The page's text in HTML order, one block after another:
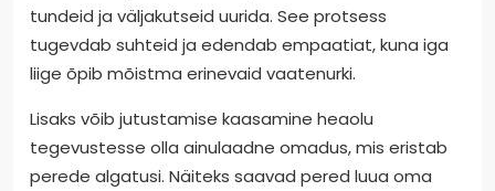
tundeid ja väljakutseid uurida. See protsess
tugevdab suhteid ja edendab empaatiat, kuna iga
liige õpib mõistma erinevaid vaatenurki.
Lisaks võib jutustamise kaasamine heaolu
tegevustesse olla ainulaadne omadus, mis eristab
perede algatusi. Näiteks saavad pered luua oma